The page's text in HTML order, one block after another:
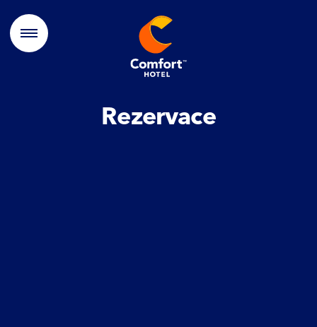
Rezervace